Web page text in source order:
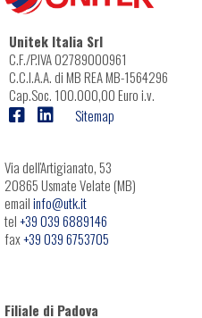
Unitek Italia Srl
C.F./P.IVA 02789000961
C.C.I.A.A. di MB REA MB-1564296
Cap.Soc. 100.000,00 Euro i.v.
Sitemap
Via dell'Artigianato, 53
20865 Usmate Velate (MB)
emailinfo@utk.it
tel+39 039 6889146
fax+39 039 6753705
Filiale di Padova